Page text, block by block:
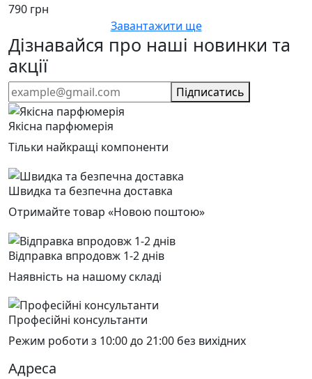
790 грн
Завантажити ще
Дізнавайся про наші новинки та
акції
Підписатись
Якісна парфюмерія
Тільки найкращі компоненти
Швидка та безпечна доставка
Отримайте товар «Новою поштою»
Відправка впродовж 1-2 днів
Наявність на нашому складі
Професійні консультанти
Режим роботи з 10:00 до 21:00 без вихідних
Адреса